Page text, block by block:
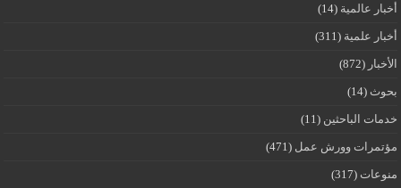
أخبار عالمية (14)
أخبار علمية (311)
الأخبار (872)
بحوث (14)
خدمات الباحثين (11)
مؤتمرات وورش عمل (471)
منوعات (317)